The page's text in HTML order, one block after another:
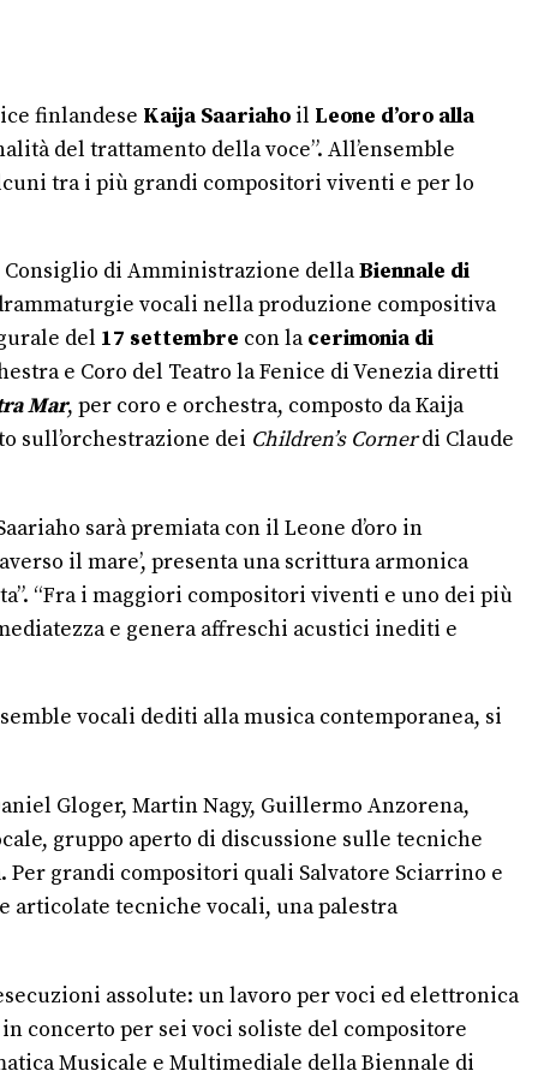
finlandese Kaija Saariaho il Leone d’oro alla
del trattamento della voce”. All’ensemble
tra i più grandi compositori viventi e per lo
Consiglio di Amministrazione dellaBiennale di
vocali nella produzione compositiva
del 17 settembre con lacerimonia di
e Coro del Teatro la Fenice di Venezia diretti
Mar, per coro e orchestra, composto da Kaija
sull’orchestrazione dei Children’s Cornerdi Claude
sarà premiata con il Leone d’oro in
il mare’, presenta una scrittura armonica
“Fra i maggiori compositori viventi e uno dei più
e genera affreschi acustici inediti e
vocali dediti alla musica contemporanea, si
Gloger, Martin Nagy, Guillermo Anzorena,
gruppo aperto di discussione sulle tecniche
grandi compositori quali Salvatore Sciarrino e
articolate tecniche vocali, una palestra
assolute: un lavoro per voci ed elettronica
concerto per sei voci soliste del compositore
Musicale e Multimediale della Biennale di